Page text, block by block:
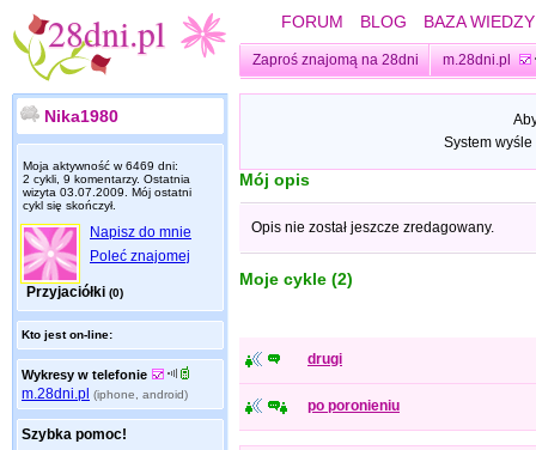
FORUM BLOG BAZA WIEDZY
Zaproś znajomą na 28dni m.28dni.pl
Nika1980
Moja aktywność w 6469 dni:
2 cykli, 9 komentarzy. Ostatnia
wizyta 03.07.2009 . Mój ostatni
cykl się skończył.
Napisz do mnie
Poleć znajomej
Przyjaciółki (0)
Kto jest on-line:
Wykresy w telefonie
m.28dni.pl (iphone, android)
Szybka pomoc!
System
Mój opis
Opis nie został jeszcze zredagowany.
Moje cykle (2)
drugi
po poronieniu